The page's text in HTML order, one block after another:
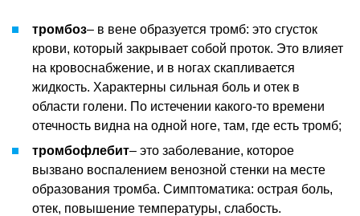
тромбоз– в вене образуется тромб: это сгусток
крови, который закрывает собой проток. Это влияет
на кровоснабжение, и в ногах скапливается
жидкость. Характерны сильная боль и отек в
области голени. По истечении какого-то времени
отечность видна на одной ноге, там, где есть тромб;
тромбофлебит– это заболевание, которое
вызвано воспалением венозной стенки на месте
образования тромба. Симптоматика: острая боль,
отек, повышение температуры, слабость.